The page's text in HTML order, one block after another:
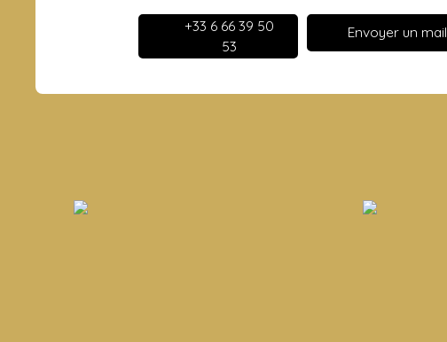
+33 6 66 39 50
53
Envoyer un mail